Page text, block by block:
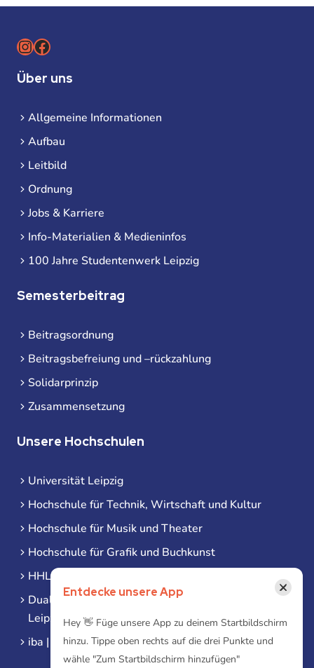
Instagram
Facebook
Über uns
Allgemeine Informationen
Aufbau
Leitbild
Ordnung
Jobs & Karriere
Info-Materialien & Medieninfos
100 Jahre Studentenwerk Leipzig
Semesterbeitrag
Beitragsordnung
Beitragsbefreiung und –rückzahlung
Solidarprinzip
Zusammensetzung
Unsere Hochschulen
Universität Leipzig
Hochschule für Technik, Wirtschaft und Kultur
Hochschule für Musik und Theater
Hochschule für Grafik und Buchkunst
HHL Leipzig
Duale Hochschule Sachsen (DHSN) am Standort
Leipzig
iba | Campus Leipzig
Entdecke unsere App ×
Hey 👋 Füge unsere App zu deinem Startbildschirm
hinzu. Tippe oben rechts auf die drei Punkte und
wähle "Zum Startbildschirm hinzufügen"